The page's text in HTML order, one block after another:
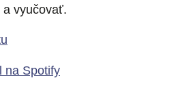
vyučovať.
na Spotify